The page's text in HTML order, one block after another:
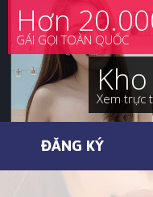
Hơn
GÁI GỌI TOÀN QUỐC
Xem trực
ĐĂNG KÝ